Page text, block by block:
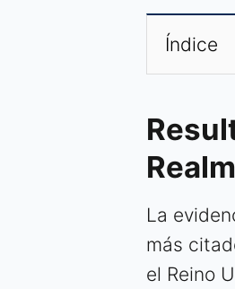
Índice
La
más
el Reino